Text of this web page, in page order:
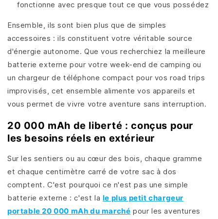
fonctionne avec presque tout ce que vous possédez
Ensemble, ils sont bien plus que de simples
accessoires : ils constituent votre véritable source
d'énergie autonome. Que vous recherchiez la meilleure
batterie externe pour votre week-end de camping ou
un chargeur de téléphone compact pour vos road trips
improvisés, cet ensemble alimente vos appareils et
vous permet de vivre votre aventure sans interruption.
20 000 mAh de liberté : conçus pour
les besoins réels en extérieur
Sur les sentiers ou au cœur des bois, chaque gramme
et chaque centimètre carré de votre sac à dos
comptent. C'est pourquoi ce n'est pas une simple
batterie externe : c'est la le plus petit chargeur
portable 20 000 mAh du marché pour les aventures